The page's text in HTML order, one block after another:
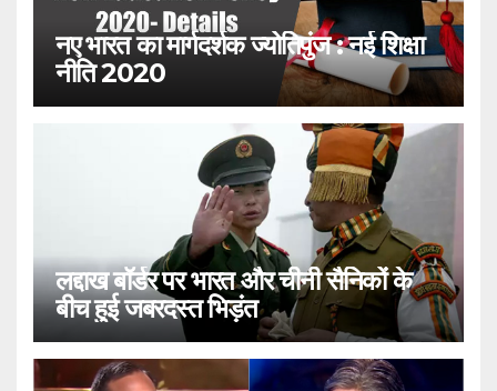
नए भारत का मार्गदर्शक ज्योतिपुंज : नई शिक्षा
नीति 2020
लद्दाख बॉर्डर पर भारत और चीनी सैनिकों के
बीच हुई जबरदस्त भिड़ंत